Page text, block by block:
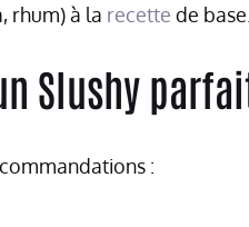
rhum) à la recette de base.
Slushy
: